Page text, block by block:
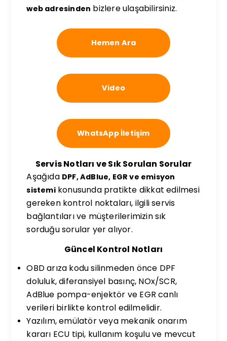
web adresinden bizlere ulaşabilirsiniz.
Hemen Ara
Video
WhatsApp İletişim
Servis Notları ve Sık Sorulan Sorular
Aşağıda DPF, AdBlue, EGR ve emisyon
sistemikonusunda pratikte dikkat edilmesi
gereken kontrol noktaları, ilgili servis
bağlantıları ve müşterilerimizin sık
sorduğu sorular yer alıyor.
Güncel Kontrol Notları
OBD arıza kodu silinmeden önce DPF
doluluk, diferansiyel basınç, NOx/SCR,
AdBlue pompa-enjektör ve EGR canlı
verileri birlikte kontrol edilmelidir.
Yazılım, emülatör veya mekanik onarım
kararı ECU tipi, kullanım koşulu ve mevcut